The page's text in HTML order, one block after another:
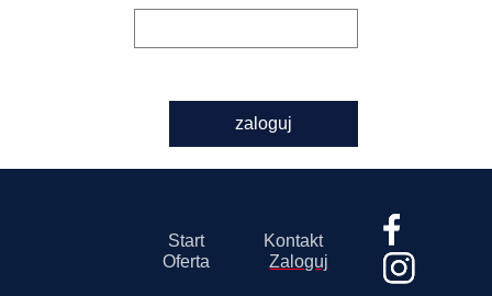
zaloguj
Start
Kontakt
Oferta
Zaloguj